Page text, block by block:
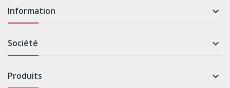
Information 
Société 
Produits 